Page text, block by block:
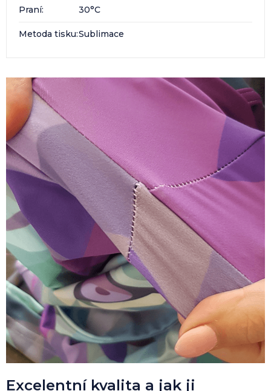
Praní: 30°C
Metoda tisku:Sublimace
Excelentní kvalita a jak ji